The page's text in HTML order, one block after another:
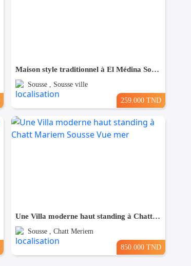
Maison style traditionnel à El Médina Sousse
Sousse , Sousse ville
259.000 TND
Une Villa moderne haut standing à Chatt Mariem Sousse Vue mer
Sousse , Chatt Meriem
850.000 TND